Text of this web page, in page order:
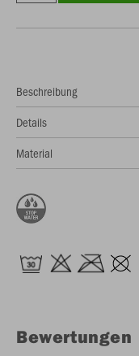
Beschreibung
Details
Material
Bewertungen